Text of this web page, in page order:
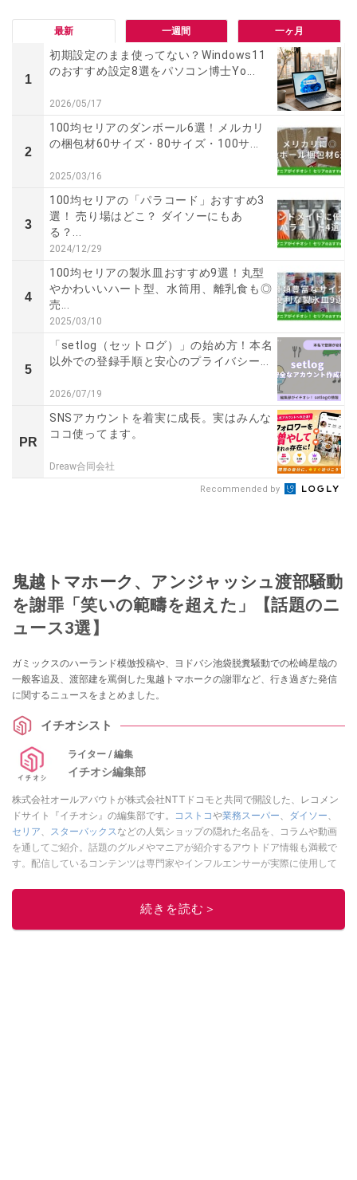
最新 一週間 一ヶ月
1
初期設定のまま使ってない？Windows11
のおすすめ設定8選をパソコン博士Yo...
2026/05/17
2
100均セリアのダンボール6選！メルカリ
の梱包材60サイズ・80サイズ・100サ...
2025/03/16
3
100均セリアの「パラコード」おすすめ3
選！ 売り場はどこ？ ダイソーにもあ
る？...
2024/12/29
4
100均セリアの製氷皿おすすめ9選！丸型
やかわいいハート型、水筒用、離乳食も◎
売...
2025/03/10
5
「setlog（セットログ）」の始め方！本名
以外での登録手順と安心のプライバシー...
2026/07/19
PR
SNSアカウントを着実に成長。実はみんな
ココ使ってます。
Dreaw合同会社
Recommended by
鬼越トマホーク、アンジャッシュ渡部騒動
を謝罪「笑いの範疇を超えた」【話題のニ
ュース3選】
ガミックスのハーランド模倣投稿や、ヨドバシ池袋脱糞騒動での松崎星哉の
一般客追及、渡部建を罵倒した鬼越トマホークの謝罪など、行き過ぎた発信
に関するニュースをまとめました。
イチオシスト
ライター / 編集
イチオシ編集部
株式会社オールアバウトが株式会社NTTドコモと共同で開設した、レコメン
ドサイト『イチオシ』の編集部です。
コストコや業務スーパー、 ダイソー、
セリア、 スターバックスなどの人気ショップの隠れた名品を、コラムや動画
を通してご紹介。話題のグルメやマニアが紹介するアウトドア情報も満載で
す。配信しているコンテンツは専門家やインフルエンサーが実際に使用して
ニュースでフォロー
続きを読む＞